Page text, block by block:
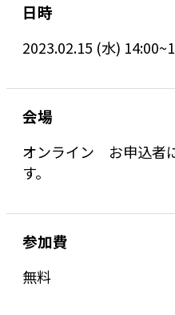
日時
2023.02.15 (水)
会場
オンライン お申込者
す。
参加費
無料